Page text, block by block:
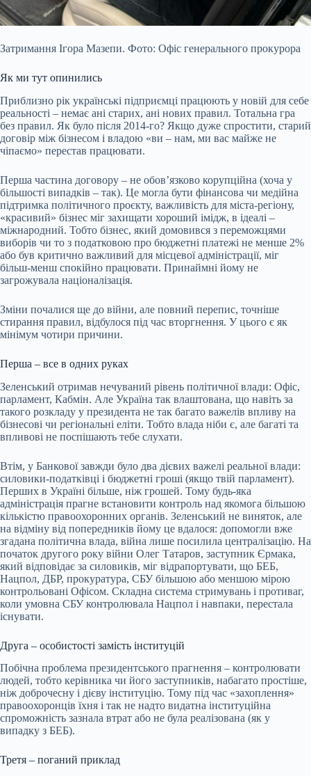
Затримання Ігора Мазепи. Фото: Офіс генерального прокурора
Як ми тут опинились
Приблизно рік українські підприємці працюють у новій для себе
реальності – немає ані старих, ані нових правил. Тотальна гра
без правил. Як було після 2014-го? Якщо дуже спростити, старий
договір між бізнесом і владою «ви – нам, ми вас майже не
чіпаємо» перестав працювати.
Перша частина договору – не обовʼязково корупційна (хоча у
більшості випадків – так). Це могла бути фінансова чи медійна
підтримка політичного проєкту, важливість для міста-регіону,
«красивий» бізнес міг захищати хороший імідж, в ідеалі –
міжнародний. Тобто бізнес, який домовився з переможцями
виборів чи то з податковою про бюджетні платежі не менше 2%
або був критично важливий для місцевої адміністрації, міг
більш-менш спокійно працювати. Принаймні йому не
загрожувала націоналізація.
Зміни почалися ще до війни, але повний перепис, точніше
стирання правил, відбулося під час вторгнення. У цього є як
мінімум чотири причини.
Перша – все в одних руках
Зеленський отримав нечуваний рівень політичної влади: Офіс,
парламент, Кабмін. Але Україна так влаштована, що навіть за
такого розкладу у президента не так багато важелів впливу на
бізнесові чи регіональні еліти. Тобто влада ніби є, але багаті та
впливові не поспішають тебе слухати.
Втім, у Банкової завжди було два дієвих важелі реальної влади:
силовики-податківці і бюджетні гроші (якщо твій парламент).
Перших в Україні більше, ніж грошей. Тому будь-яка
адміністрація прагне встановити контроль над якомога більшою
кількістю правоохоронних органів. Зеленський не виняток, але
на відміну від попередників йому це вдалося: допомогли вже
згадана політична влада, війна лише посилила централізацію. На
початок другого року війни Олег Татаров, заступник Єрмака,
який відповідає за силовиків, міг відрапортувати, що БЕБ,
Нацпол, ДБР, прокуратура, СБУ більшою або меншою мірою
контрольовані Офісом. Складна система стримувань і противаг,
коли умовна СБУ контролювала Нацпол і навпаки, перестала
існувати.
Друга – особистості замість інституцій
Побічна проблема президентського прагнення – контролювати
людей, тобто керівника чи його заступників, набагато простіше,
ніж доброчесну і дієву інституцію. Тому під час «захоплення»
правоохоронців їхня і так не надто видатна інституційна
спроможність зазнала втрат або не була реалізована (як у
випадку з БЕБ).
Третя – поганий приклад